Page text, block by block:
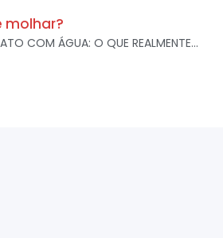
molhar?
COM ÁGUA: O QUE REALMENTE...